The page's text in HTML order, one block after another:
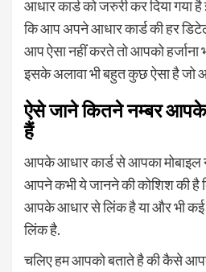
आधार कार्ड को जरुरी कर दिया गया
कि आप अपने आधार कार्ड की हर
आप ऐसा नहीं करते तो आपको
इसके अलावा भी बहुत कुछ ऐसा है जो
ऐसे जाने कितने नम्बर
हैं
आपके आधार कार्ड से आपका मोबाइल
आपने कभी ये जानने की कोशिश की है
आपके आधार से लिंक है या और भी
लिंक है.
चलिए हम आपको बताते है की कैसे